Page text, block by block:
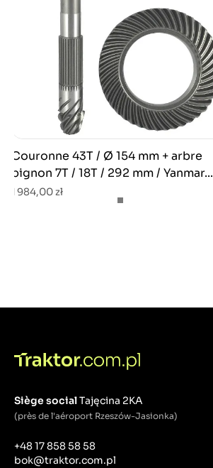
Couronne 43T / Ø 154 mm + arbre
pignon 7T / 18T / 292 mm / Yanmar...
1 984,00 zł
Siège socialTajęcina 2KA
(près de l'aéroport Rzeszów-Jasionka)
+48 17 858 58 58
bok@traktor.com.pl